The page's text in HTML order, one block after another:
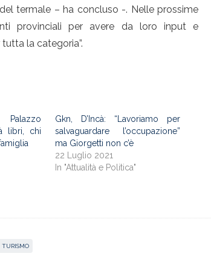
termale – ha concluso -. Nelle prossime
provinciali per avere da loro input e
la categoria”.
libri, chi
Gkn, D’Incà: “Lavoriamo per
salvaguardare l’occupazione”
ma Giorgetti non c’è
22 Luglio 2021
In "Attualità e Politica"
TURISMO